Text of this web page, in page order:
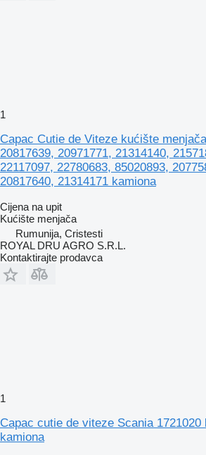
1
Capac Cutie de Viteze kućište
20817639, 20971771, 21314140,
22117097, 22780683, 85020893,
20817640, 21314171 kamiona
Cijena na upit
Kućište menjača
Rumunija, Cristesti
ROYAL DRU AGRO S.R.L.
Kontaktirajte prodavca
1
Capac cutie de viteze Scania
kamiona